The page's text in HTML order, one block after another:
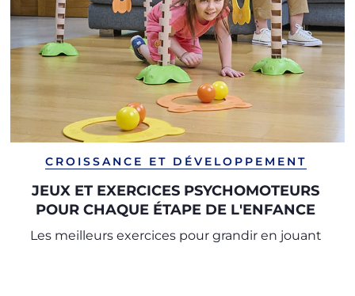
CROISSANCE ET DÉVELOPPEMENT
JEUX ET EXERCICES PSYCHOMOTEURS
POUR CHAQUE ÉTAPE DE L'ENFANCE
Les meilleurs exercices pour grandir en jouant